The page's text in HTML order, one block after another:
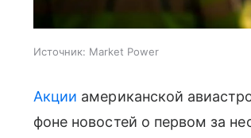
Источник: Market Power
Акции американской
фоне новостей о первом за